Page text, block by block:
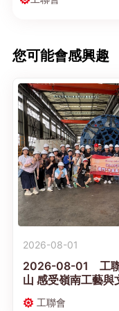
您可能會感興趣
2026-08-01
2026-08-01 工聯
山 感受嶺南工藝與
工聯會